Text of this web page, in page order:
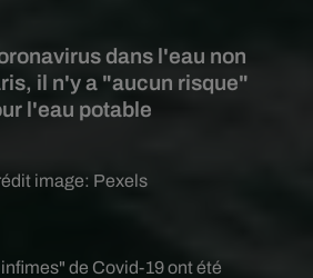
dans l'eau non
il n'y a "aucun risque"
l'eau potable
image: Pexels
de Covid-19 ont été